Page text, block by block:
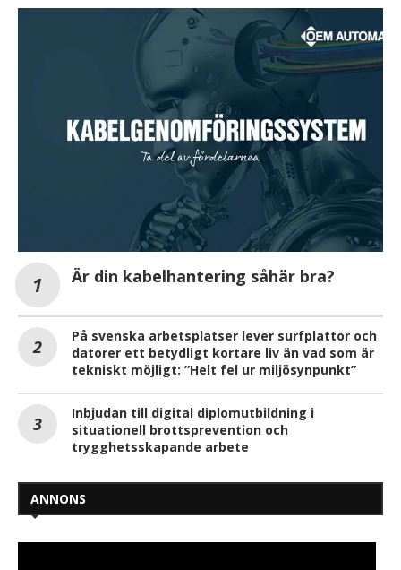
Är din kabelhantering såhär bra?
På svenska arbetsplatser lever surfplattor och
datorer ett betydligt kortare liv än vad som är
tekniskt möjligt: ”Helt fel ur miljösynpunkt”
Inbjudan till digital diplomutbildning i
situationell brottsprevention och
trygghetsskapande arbete
ANNONS